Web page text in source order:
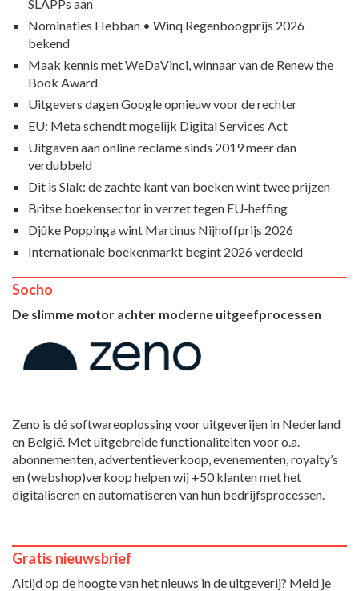
SLAPPs aan
Nominaties Hebban • Winq Regenboogprijs 2026
bekend
Maak kennis met WeDaVinci, winnaar van de Renew the
Book Award
Uitgevers dagen Google opnieuw voor de rechter
EU: Meta schendt mogelijk Digital Services Act
Uitgaven aan online reclame sinds 2019 meer dan
verdubbeld
Dit is Slak: de zachte kant van boeken wint twee prijzen
Britse boekensector in verzet tegen EU-heffing
Djûke Poppinga wint Martinus Nijhoffprijs 2026
Internationale boekenmarkt begint 2026 verdeeld
Socho
De slimme motor achter moderne uitgeefprocessen
Zeno is dé softwareoplossing voor uitgeverijen in Nederland
en België. Met uitgebreide functionaliteiten voor o.a.
abonnementen, advertentieverkoop, evenementen, royalty’s
en (webshop)verkoop helpen wij +50 klanten met het
digitaliseren en automatiseren van hun bedrijfsprocessen.
Gratis nieuwsbrief
Altijd op de hoogte van het nieuws in de uitgeverij? Meld je